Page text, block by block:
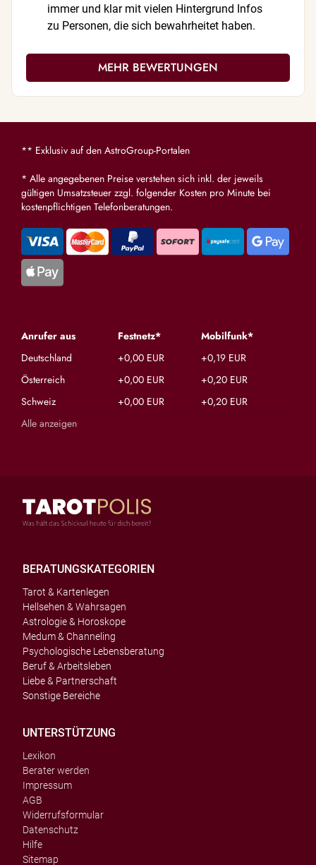
immer und klar mit vielen Hintergrund Infos
zu Personen, die sich bewahrheitet haben.
MEHR BEWERTUNGEN
** Exklusiv auf den AstroGroup-Portalen
* Alle angegebenen Preise verstehen sich inkl. der jeweils
gültigen Umsatzsteuer zzgl. folgender Kosten pro Minute bei
kostenpflichtigen Telefonberatungen.
Anrufer aus Festnetz*
Mobilfunk*
Deutschland
+0,00 EUR
+0,19 EUR
Österreich
+0,00 EUR
+0,20 EUR
Schweiz
+0,00 EUR
+0,20 EUR
Alle anzeigen
BERATUNGSKATEGORIEN
Tarot & Kartenlegen
Hellsehen & Wahrsagen
Astrologie & Horoskope
Medum & Channeling
Psychologische Lebensberatung
Beruf & Arbeitsleben
Liebe & Partnerschaft
Sonstige Bereiche
UNTERSTÜTZUNG
Lexikon
Berater werden
Impressum
AGB
Widerrufsformular
Datenschutz
Hilfe
Sitemap